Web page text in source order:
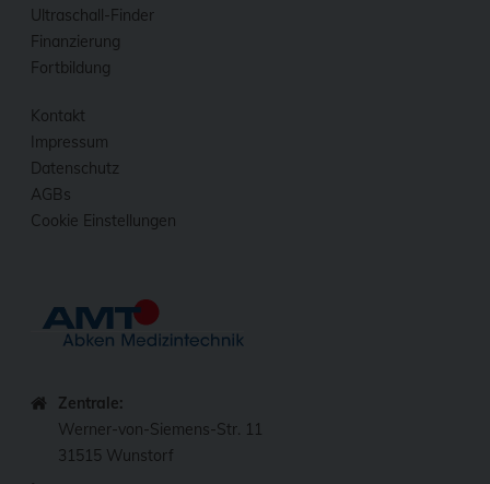
Ultraschall-Finder
Finanzierung
Fortbildung
Kontakt
Impressum
Datenschutz
AGBs
Cookie Einstellungen
Zentrale:
Werner-von-Siemens-Str. 11
31515 Wunstorf